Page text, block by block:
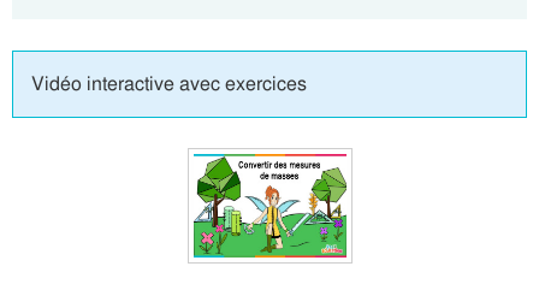
Vidéo interactive avec exercices